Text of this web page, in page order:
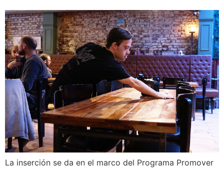
La inserción se da en el marco del Programa Promover